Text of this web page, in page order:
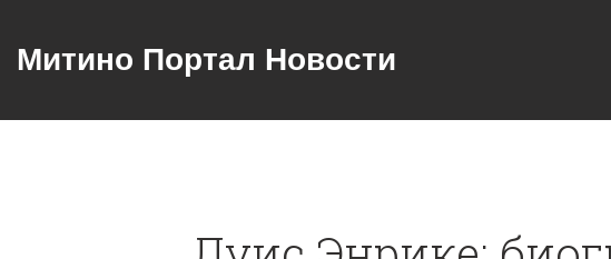
Митино Портал Новости